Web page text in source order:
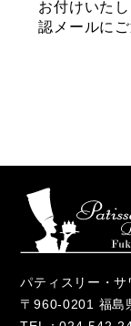
お付けいた
認メールにご
パティスリー・サ
〒960-0201 福島